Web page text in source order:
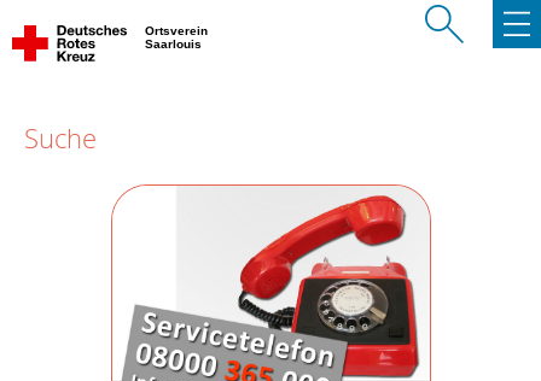
Ortsverein
Saarlouis
Suche